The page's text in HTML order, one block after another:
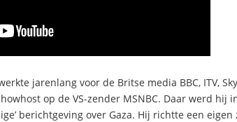
jarenlang voor de Britse media BBC, ITV,
op de VS-zender MSNBC. Daar werd hij
berichtgeving over Gaza. Hij richtte een eigen